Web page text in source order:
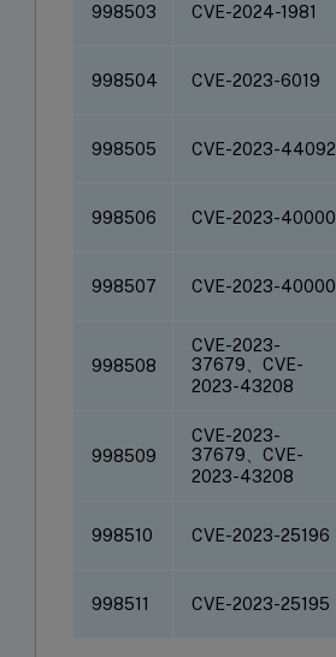
998503 CVE-2024-1981
998504 CVE-2023-6019
998505 CVE-2023-44092
998506 CVE-2023-40000
998507 CVE-2023-40000
998508
CVE-2023-
37679、CVE-
2023-43208
998509
CVE-2023-
37679、CVE-
2023-43208
998510 CVE-2023-25196
998511 CVE-2023-25195